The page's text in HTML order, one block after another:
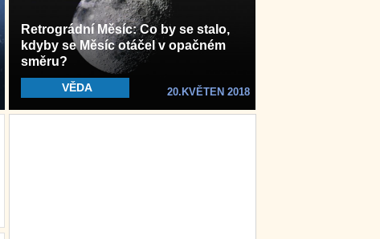
Retrográdní Měsíc: Co by se stalo,
kdyby se Měsíc otáčel v opačném
směru?
VĚDA 20.KVĚTEN 2018